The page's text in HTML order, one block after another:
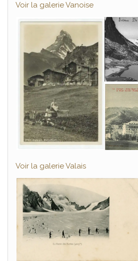
Voir la galerie Vanoise
Voir la galerie Valais